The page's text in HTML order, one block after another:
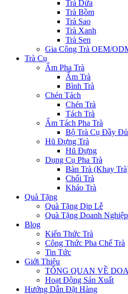
Trà Dứa
Trà Bồm
Trà Sao
Trà Xanh
Trà Sen
Gia Công Trà OEM/
Trà Cụ
Ấm Pha Trà
Ấm Trà
Bình Trà
Chén Tách
Chén Trà
Tách Trà
Ấm Tách Pha Trà
Bộ Trà Cụ Đầy Đủ
Hũ Đựng Trà
Hũ Đựng
Dụng Cụ Pha Trà
Bàn Trà (Khay
Chổi Trà
Kháo Trà
Quà Tặng
Quà Tặng Dịp Lễ
Quà Tặng Doanh Nghiệp
Blog
Kiến Thức Trà
Công Thức Pha Chế Trà
Tin Tức
Giới Thiệu
TỔNG QUAN VỀ
Hoạt Động Sản Xuất
Hướng Dẫn Đặt Hàng